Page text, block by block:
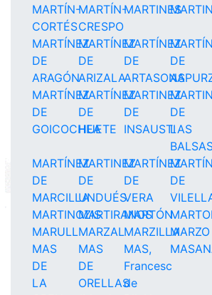
MARTÍN-
CORTÉS
MARTÍN-
CRESPO
MARTINES
MARTÍNEZ
DE
ARAGÓN
MARTÍNEZ
DE
ARIZALA
MARTÍNEZ
DE
ARTASONA
DE
MARTÍNEZ
DE
GOICOCHEA
MARTÍNEZ
DE
HUETE
MARTINEZ
DE
INSAUSTI
DE
LAS
MARTÍNEZ
DE
MARCILLA
MARTINEZ
DE
UNDUÉS
MARTÍNEZ
DE
VERA
DE
MARTINOZISMARTIRANOS
MARTÓN
MARULLMARZALMARZILLAMARZO
MAS
DE
LA
MAS
DE
ORELLAS
MAS,
Francesc
de